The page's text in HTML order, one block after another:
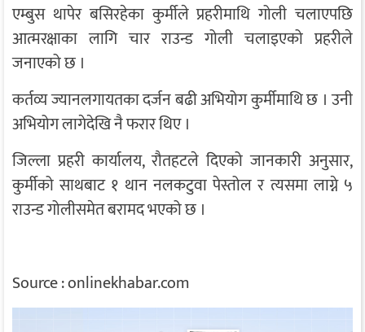
एम्बुस थापेर बसिरहेका कुर्मीले प्रहरीमाथि गोली चलाएपछि
आत्मरक्षाका लागि चार राउन्ड गोली चलाइएको प्रहरीले
जनाएको छ ।
कर्तव्य ज्यानलगायतका दर्जन बढी अभियोग कुर्मीमाथि छ । उनी
अभियोग लागेदेखि नै फरार थिए ।
जिल्ला प्रहरी कार्यालय, रौतहटले दिएको जानकारी अनुसार,
कुर्मीको साथबाट १ थान नलकटुवा पेस्तोल र त्यसमा लाग्ने ५
राउन्ड गोलीसमेत बरामद भएको छ ।
Source : onlinekhabar.com